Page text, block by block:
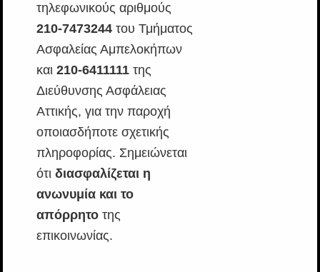
τηλεφωνικούς αριθμούς
210-7473244του Τμήματος
Ασφαλείας Αμπελοκήπων
και 210-6411111της
Διεύθυνσης Ασφάλειας
Αττικής, για την παροχή
οποιασδήποτε σχετικής
πληροφορίας. Σημειώνεται
ότι διασφαλίζεται η
ανωνυμία και το
απόρρητοτης
επικοινωνίας.